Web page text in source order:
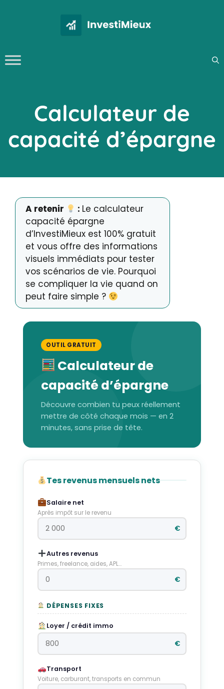
Calculateur de
capacité d’épargne
A retenir : Le calculateur
capacité épargne
d’InvestiMieux est 100% gratuit
et vous offre des informations
visuels immédiats pour tester
vos scénarios de vie. Pourquoi
se compliquer la vie quand on
peut faire simple ?
OUTIL GRATUIT
Calculateur de
capacité d’épargne
Découvre combien tu peux réellement
mettre de côté chaque mois — en 2
minutes, sans prise de tête.
Tes revenus mensuels nets
Salaire net
Après impôt sur le revenu
€
Autres revenus
Primes, freelance, aides, APL…
€
DÉPENSES FIXES
Loyer / crédit immo
€
Transport
Voiture, carburant, transports en commun